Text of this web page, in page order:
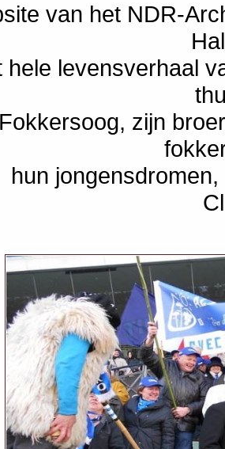
van het NDR-
hele levensverhaal
zijn
hun